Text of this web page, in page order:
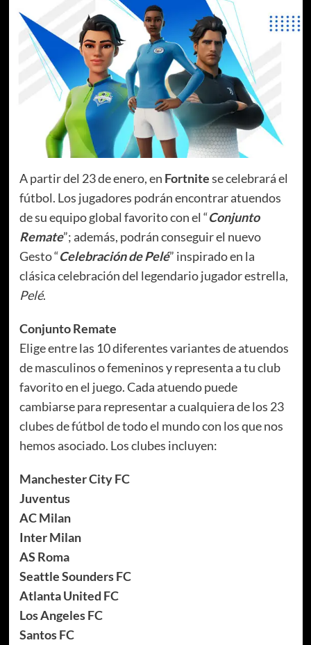
A partir del 23 de enero, en Fortnitese celebrará el
fútbol. Los jugadores podrán encontrar atuendos
de su equipo global favorito con el “Conjunto
Remate”; además, podrán conseguir el nuevo
Gesto “Celebración de Pelé” inspirado en la
clásica celebración del legendario jugador estrella,
Pelé.
Conjunto Remate
Elige entre las 10 diferentes variantes de atuendos
de masculinos o femeninos y representa a tu club
favorito en el juego. Cada atuendo puede
cambiarse para representar a cualquiera de los 23
clubes de fútbol de todo el mundo con los que nos
hemos asociado. Los clubes incluyen:
Manchester City FC
Juventus
AC Milan
Inter Milan
AS Roma
Seattle Sounders FC
Atlanta United FC
Los Angeles FC
Santos FC